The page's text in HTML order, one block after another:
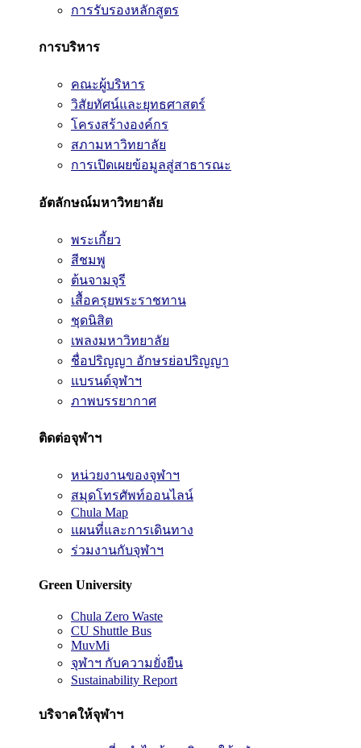
การรับรองหลักสูตร
การบริหาร
คณะผู้บริหาร
วิสัยทัศน์และยุทธศาสตร์
โครงสร้างองค์กร
สภามหาวิทยาลัย
การเปิดเผยข้อมูลสู่สาธารณะ
อัตลักษณ์มหาวิทยาลัย
พระเกี้ยว
สีชมพู
ต้นจามจุรี
เสื้อครุยพระราชทาน
ชุดนิสิต
เพลงมหาวิทยาลัย
ชื่อปริญญา อักษรย่อปริญญา
แบรนด์จุฬาฯ
ภาพบรรยากาศ
ติดต่อจุฬาฯ
หน่วยงานของจุฬาฯ
สมุดโทรศัพท์ออนไลน์
Chula Map
แผนที่และการเดินทาง
ร่วมงานกับจุฬาฯ
Green University
Chula Zero Waste
CU Shuttle Bus
MuvMi
จุฬาฯ กับความยั่งยืน
Sustainability Report
บริจาคให้จุฬาฯ